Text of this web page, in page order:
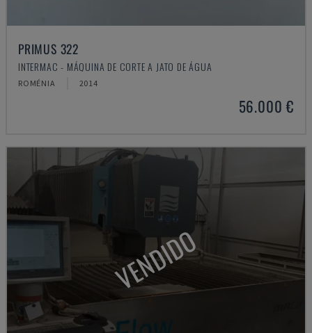
PRIMUS 322
INTERMAC - MÁQUINA DE CORTE A JATO DE ÁGUA
ROMÉNIA 2014
56.000 €
VENDIDO